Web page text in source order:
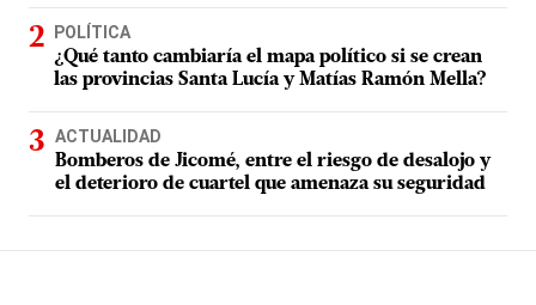
POLÍTICA
¿Qué tanto cambiaría el mapa político si se crean
las provincias Santa Lucía y Matías Ramón Mella?
ACTUALIDAD
Bomberos de Jicomé, entre el riesgo de desalojo y
el deterioro de cuartel que amenaza su seguridad